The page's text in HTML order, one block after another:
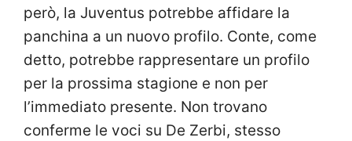
però, la Juventus potrebbe affidare la
panchina a un nuovo profilo. Conte, come
detto, potrebbe rappresentare un profilo
per la prossima stagione e non per
l’immediato presente. Non trovano
conferme le voci su De Zerbi, stesso